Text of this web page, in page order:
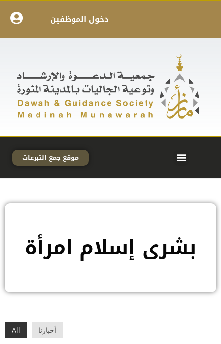
دخول الموظفين
موقع جمع التبرعات
بشرى إسلام امرأة
All أخبارنا